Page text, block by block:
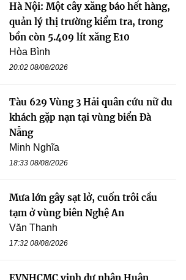
Hà Nội: Một cây xăng báo hết hàng,
quản lý thị trường kiểm tra, trong
bồn còn 5.409 lít xăng E10
Hòa Bình
20:02 08/08/2026
Tàu 629 Vùng 3 Hải quân cứu nữ du
khách gặp nạn tại vùng biển Đà
Nẵng
Minh Nghĩa
18:33 08/08/2026
Mưa lớn gây sạt lở, cuốn trôi cầu
tạm ở vùng biên Nghệ An
Văn Thanh
17:32 08/08/2026